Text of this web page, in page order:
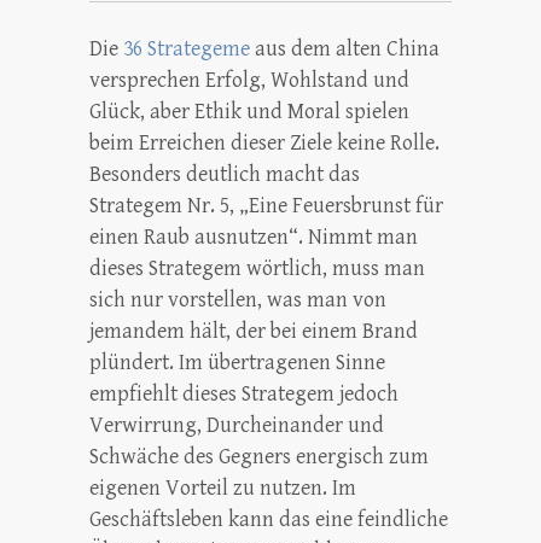
Die 36 Strategemeaus dem alten China
versprechen Erfolg, Wohlstand und
Glück, aber Ethik und Moral spielen
beim Erreichen dieser Ziele keine Rolle.
Besonders deutlich macht das
Strategem Nr. 5, „Eine Feuersbrunst für
einen Raub ausnutzen“. Nimmt man
dieses Strategem wörtlich, muss man
sich nur vorstellen, was man von
jemandem hält, der bei einem Brand
plündert. Im übertragenen Sinne
empfiehlt dieses Strategem jedoch
Verwirrung, Durcheinander und
Schwäche des Gegners energisch zum
eigenen Vorteil zu nutzen. Im
Geschäftsleben kann das eine feindliche